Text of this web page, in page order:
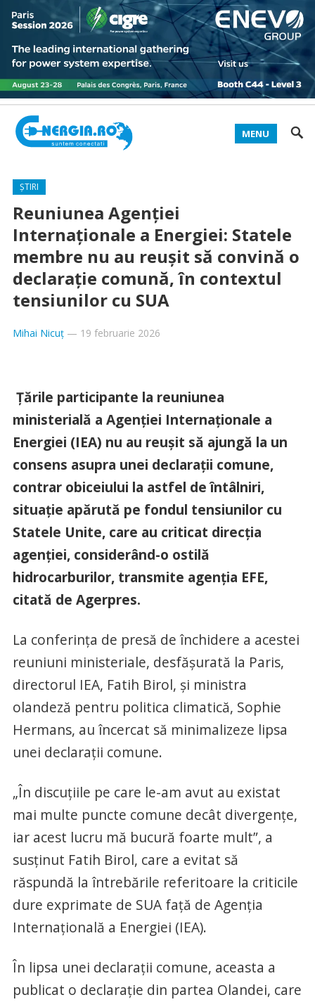
MENU
ȘTIRI
Reuniunea Agenţiei
Internaţionale a Energiei: Statele
membre nu au reuşit să convină o
declaraţie comună, în contextul
tensiunilor cu SUA
Mihai Nicuț— 19 februarie 2026
Ţările participante la reuniunea
ministerială a Agenţiei Internaţionale a
Energiei (IEA) nu au reuşit să ajungă la un
consens asupra unei declaraţii comune,
contrar obiceiului la astfel de întâlniri,
situaţie apărută pe fondul tensiunilor cu
Statele Unite, care au criticat direcţia
agenţiei, considerând-o ostilă
hidrocarburilor, transmite agenţia EFE,
citată de Agerpres.
La conferinţa de presă de închidere a acestei
reuniuni ministeriale, desfăşurată la Paris,
directorul IEA, Fatih Birol, şi ministra
olandeză pentru politica climatică, Sophie
Hermans, au încercat să minimalizeze lipsa
unei declaraţii comune.
„În discuţiile pe care le-am avut au existat
mai multe puncte comune decât divergenţe,
iar acest lucru mă bucură foarte mult”, a
susţinut Fatih Birol, care a evitat să
răspundă la întrebările referitoare la criticile
dure exprimate de SUA faţă de Agenţia
Internaţională a Energiei (IEA).
În lipsa unei declaraţii comune, aceasta a
publicat o declaraţie din partea Olandei, care